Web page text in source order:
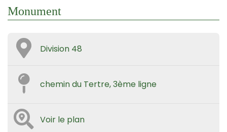
Monument
Division 48
chemin du Tertre, 3ème ligne
Voir le plan